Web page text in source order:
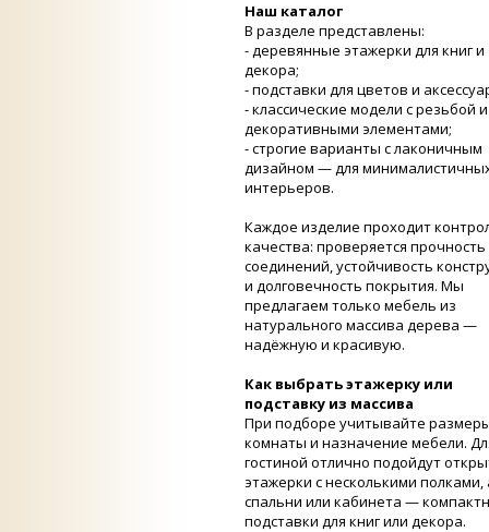
Наш каталог
В разделе представлены:
- деревянные этажерки для книг и
декора;
- подставки для цветов и
- классические модели с резьбой и
декоративными элементами;
- строгие варианты с лаконичным
дизайном — для
интерьеров.
Каждое изделие проходит
качества: проверяется прочность
соединений, устойчивость
и долговечность покрытия. Мы
предлагаем только мебель из
натурального массива дерева —
надёжную и красивую.
Как выбрать этажерку или
подставку из массива
При подборе учитывайте
комнаты и назначение мебели.
гостиной отлично подойдут
этажерки с несколькими полками,
спальни или кабинета —
подставки для книг или декора.